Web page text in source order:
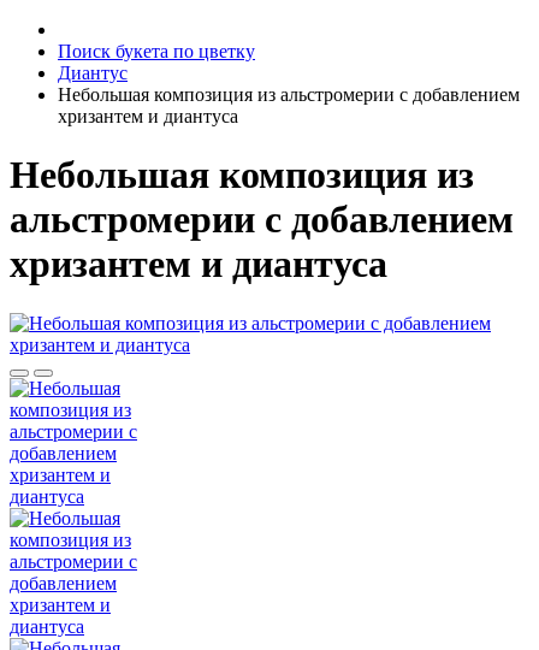
Поиск букета по цветку
Диантус
Небольшая композиция из альстромерии c добавлением
хризантем и диантуса
Небольшая композиция из
альстромерии c добавлением
хризантем и диантуса